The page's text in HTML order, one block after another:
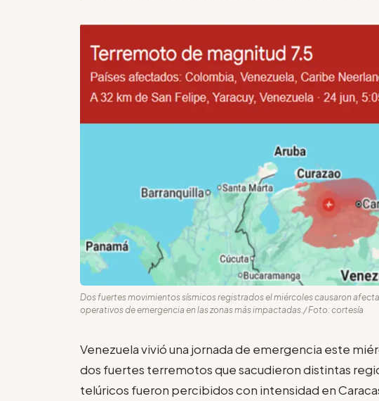
Dos fuertes movimientos sísmicos registrados el miércoles causaron
operativos de emergencia en las zonas más impactadas./ Foto: cortesía
Venezuela vivió una jornada de emergencia este
dos fuertes terremotos que sacudieron distintas
telúricos fueron percibidos con intensidad en